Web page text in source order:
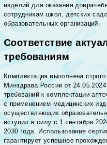
изделий для оказания
сотрудникам школ, детских
образовательных организаций.
Соответствие
требованиям
Комплектация выполнена
Минздрава России от
требований к комплектации
с применением медицинских
осуществляющих
вступил в силу с 1 сентября
2030 года. Использование
гарантирует успешное